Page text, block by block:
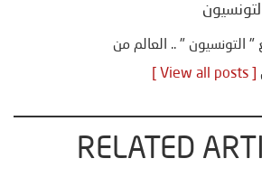
التونسيون
التونسيون " .. العالم من
RELATED